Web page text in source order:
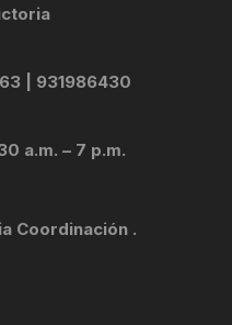
| 931986430
a.m. – 7 p.m.
Coordinación .